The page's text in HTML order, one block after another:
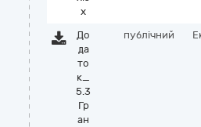
x
До
да
то
к_
5.3
Гр
ан
публічний